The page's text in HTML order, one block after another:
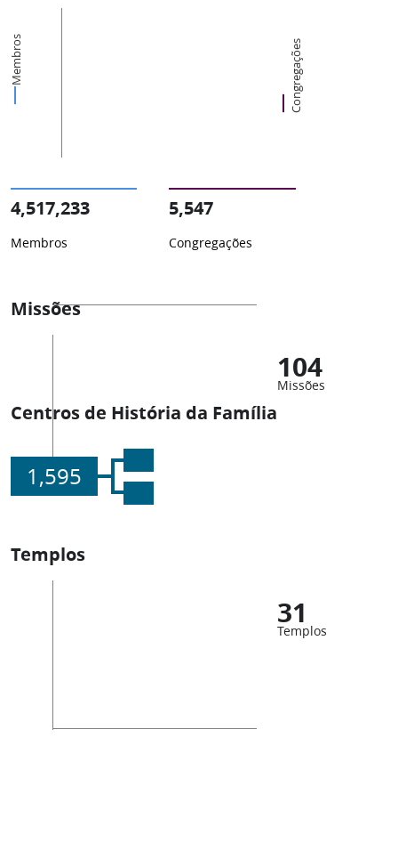
Membros Congregações
4,517,233
Membros
5,547
Congregações
Missões
104
Missões
Centros de História da Família
1,595
Templos
31
Templos